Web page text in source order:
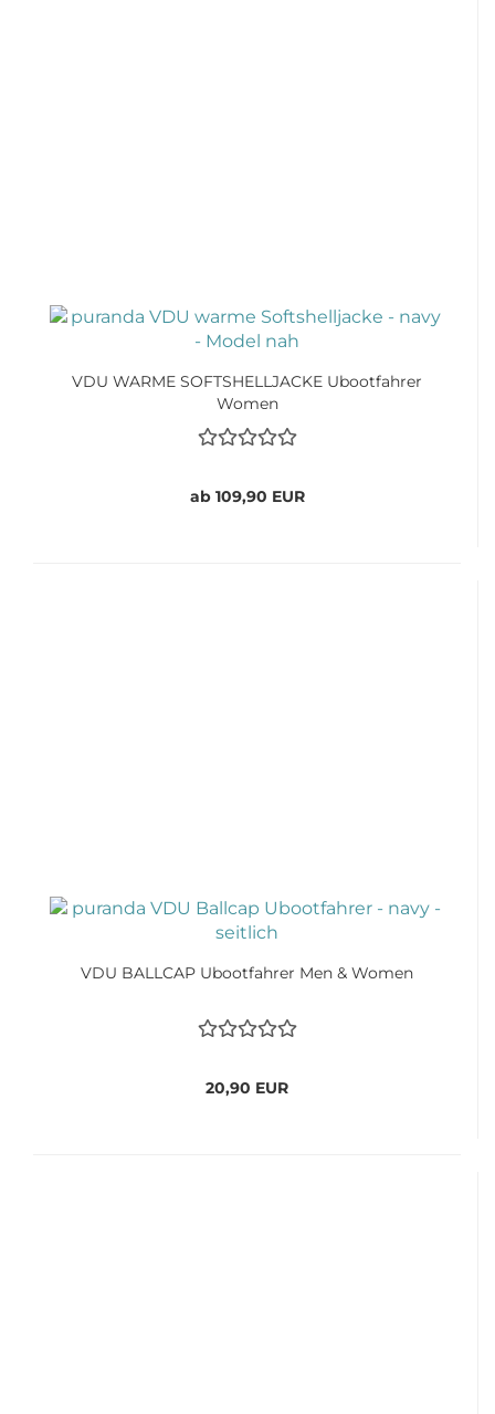
VDU WARME SOFTSHELLJACKE Ubootfahrer
Women
ab 109,90 EUR
VDU BALLCAP Ubootfahrer Men & Women
20,90 EUR